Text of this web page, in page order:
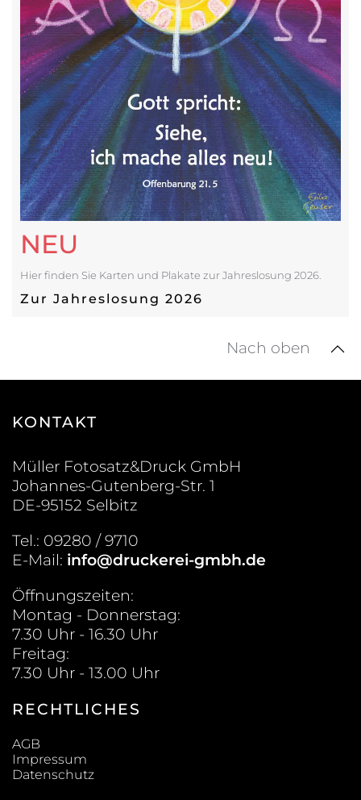
NEU
Hier finden Sie Karten und Plakate zur Jahreslosung 2026.
Zur Jahreslosung 2026
Nach oben
KONTAKT
Müller Fotosatz&Druck GmbH
Johannes-Gutenberg-Str. 1
DE-95152 Selbitz
Tel.: 09280 / 9710
E-Mail: info@druckerei-gmbh.de
Öffnungszeiten:
Montag - Donnerstag:
7.30 Uhr - 16.30 Uhr
Freitag:
7.30 Uhr - 13.00 Uhr
RECHTLICHES
AGB
Impressum
Datenschutz